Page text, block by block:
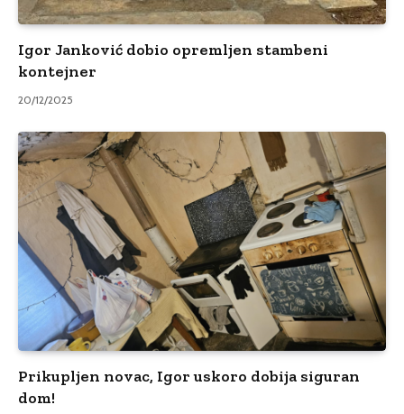
Igor Janković dobio opremljen stambeni
kontejner
20/12/2025
Prikupljen novac, Igor uskoro dobija siguran
dom!